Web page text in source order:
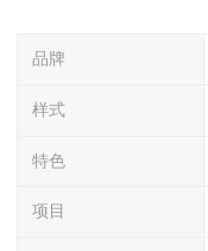
品牌
样式
特色
项目